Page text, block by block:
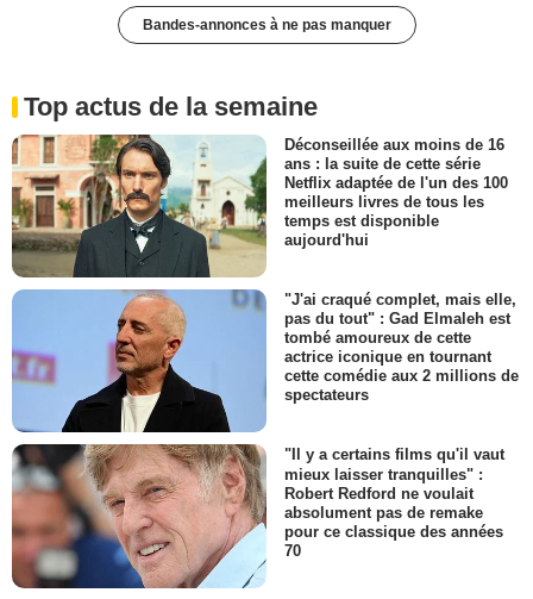
Bandes-annonces à ne pas manquer
Top actus de la semaine
Déconseillée aux moins de 16
ans : la suite de cette série
Netflix adaptée de l'un des 100
meilleurs livres de tous les
temps est disponible
aujourd'hui
"J'ai craqué complet, mais elle,
pas du tout" : Gad Elmaleh est
tombé amoureux de cette
actrice iconique en tournant
cette comédie aux 2 millions de
spectateurs
"Il y a certains films qu'il vaut
mieux laisser tranquilles" :
Robert Redford ne voulait
absolument pas de remake
pour ce classique des années
70